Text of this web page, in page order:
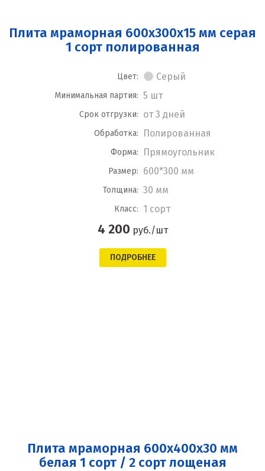
Плита мраморная 600x300x15 мм серая
1 сорт полированная
Цвет: Серый
Минимальная партия: 5 шт
Срок отгрузки: от 3 дней
Обработка: Полированная
Форма: Прямоугольник
Размер: 600*300 мм
Толщина: 30 мм
Класс: 1 сорт
4 200 руб./шт
ПОДРОБНЕЕ
Плита мраморная 600x400x30 мм
белая 1 сорт / 2 сорт лощеная